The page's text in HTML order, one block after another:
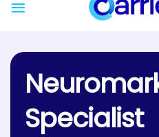
Specialist